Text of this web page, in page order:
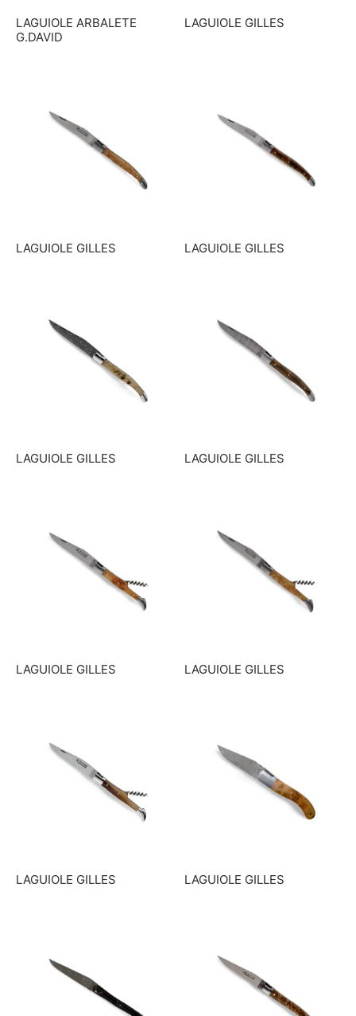
LAGUIOLE ARBALETE
G.DAVID
LAGUIOLE GILLES
LAGUIOLE GILLES LAGUIOLE GILLES
LAGUIOLE GILLES LAGUIOLE GILLES
LAGUIOLE GILLES LAGUIOLE GILLES
LAGUIOLE GILLES LAGUIOLE GILLES